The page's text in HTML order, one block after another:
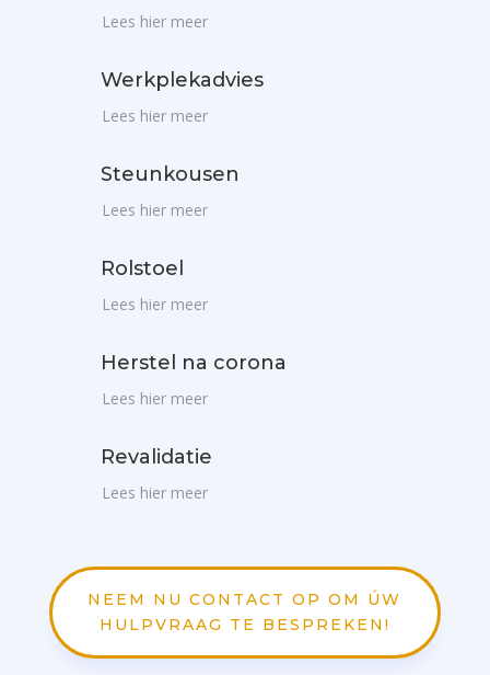
Lees hier meer
Werkplekadvies
Lees hier meer
Steunkousen
Lees hier meer
Rolstoel
Lees hier meer
Herstel na corona
Lees hier meer
Revalidatie
Lees hier meer
NEEM NU CONTACT OP OM ÚW
HULPVRAAG TE BESPREKEN!